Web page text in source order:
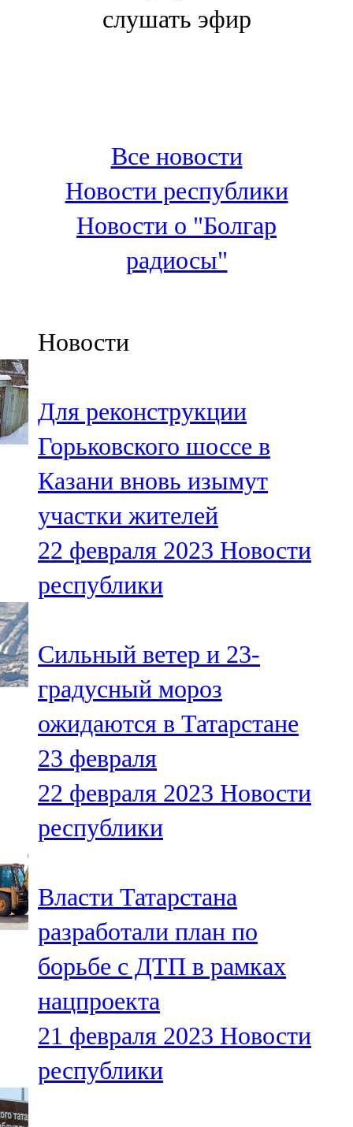
100,3 FM
Зәй
106,6 FM
Кадыбаш
105,2 FM
91,5 FM
106,1 FM
Кама тамагы
71,51 FM
Кукмара
107,9 FM
Лениногорский
Мамадыш
106,2 FM
Минзәлә
107,3 FM
Мөслим
100,0 FM
104,7 FM
Олы Әтнә
71,42 FM
Сарман
107,8 FM
Теләче
слушать эфир
Все новости
Новости республики
Новости о "Болгар
радиосы"
Новости
Для реконструкции
Горьковского шоссе в
Казани вновь изымут
участки жителей
22 февраля 2023 Новости
республики
Сильный ветер и 23-
градусный мороз
ожидаются в Татарстане
23 февраля
22 февраля 2023 Новости
республики
Власти Татарстана
разработали план по
борьбе с ДТП в рамках
нацпроекта
21 февраля 2023 Новости
республики